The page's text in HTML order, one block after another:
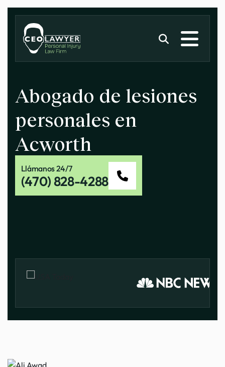
Abogado de lesiones
personales en
Acworth
Llámanos 24/7
(470) 828-4288